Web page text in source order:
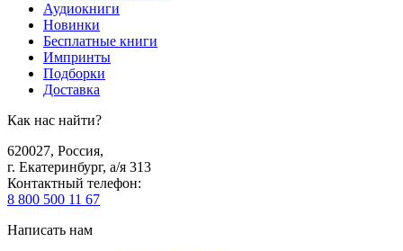
Аудиокниги
Новинки
Бесплатные книги
Импринты
Подборки
Доставка
Как нас найти?
620027, Россия,
г. Екатеринбург, а/я 313
Контактный телефон:
8 800 500 11 67
Написать нам